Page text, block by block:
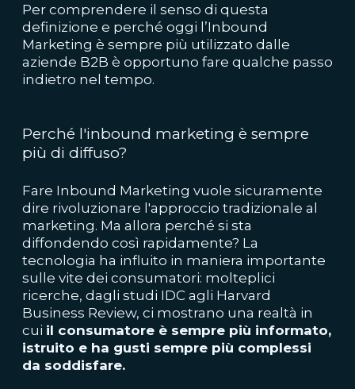
Per comprendere il senso di questa
definizione e perché oggi l’Inbound
Marketing è sempre più utilizzato dalle
aziende B2B è opportuno fare qualche passo
indietro nel tempo.
Perché l'inbound marketing è sempre
più di diffuso?
Fare Inbound Marketing vuole sicuramente
dire rivoluzionare l'approccio tradizionale al
marketing. Ma allora perché si sta
diffondendo così rapidamente? La
tecnologia ha influito in maniera importante
sulle vite dei consumatori: molteplici
ricerche, dagli studi IDC agli Harvard
Business Review, ci mostrano una realtà in
cui il consumatore è sempre più informato,
istruito e ha gusti sempre più complessi
da soddisfare.